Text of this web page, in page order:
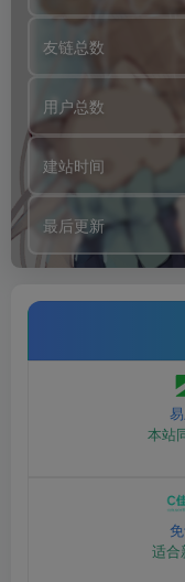
友链总数
用户总数
建站时间
最后更新
本站
适合